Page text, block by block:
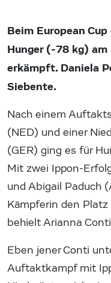
Beim European
Hunger (-78 kg)
erkämpft. Daniela
Siebente.
Nach einem
(NED) und einer
(GER) ging es für
Mit zwei Ippon-
und Abigail Paduch
Kämpferin den
behielt Arianna
Eben jener Conti
Auftaktkampf mit